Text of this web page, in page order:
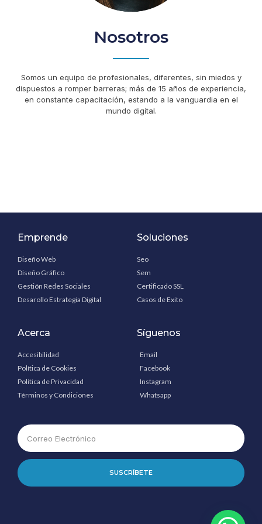
Nosotros
Somos un equipo de profesionales, diferentes, sin miedos y
dispuestos a romper barreras; más de 15 años de experiencia,
en constante capacitación, estando a la vanguardia en el
mundo digital.​
Emprende
Diseño Web
Diseño Gráfico
Gestión Redes Sociales
Desarollo Estrategia Digital
Soluciones
Seo
Sem
Certificado SSL
Casos de Exito
Acerca
Accesibilidad
Política de Cookies
Política de Privacidad
Términos y Condiciones
Síguenos
Email
Facebook
Instagram
Whatsapp
SUSCRÍBETE